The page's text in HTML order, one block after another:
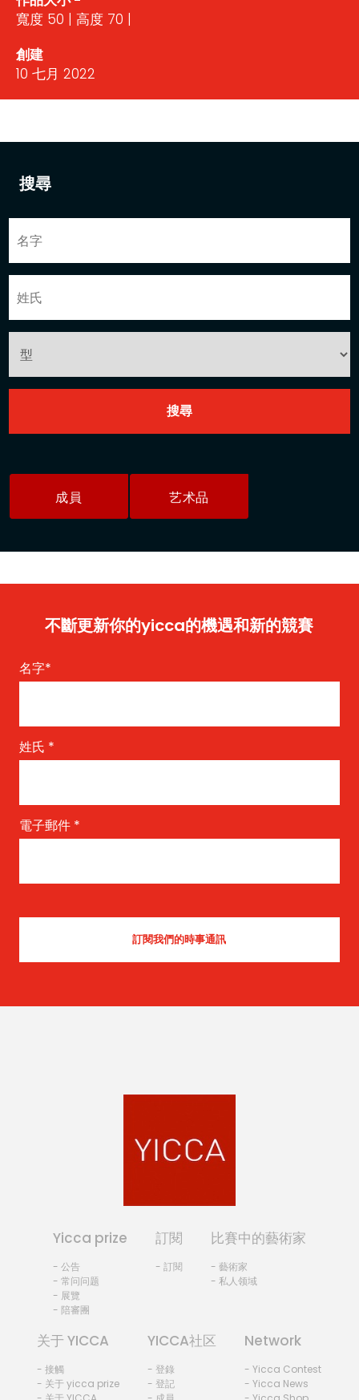
搜尋
成員 艺术品
寬度 50 | 高度 70 |
創建
10 七月 2022
不斷更新你的yicca的機遇和新的競賽
名字*
姓氏 *
電子郵件 *
Yicca prize
- 公告
- 常问问题
- 展覽
- 陪審團
訂閱
- 訂閱
比賽中的藝術家
- 藝術家
- 私人领域
关于 YICCA
- 接觸
- 关于 yicca prize
YICCA社区
- 登錄
- 登記
Network
- Yicca Contest
- Yicca News